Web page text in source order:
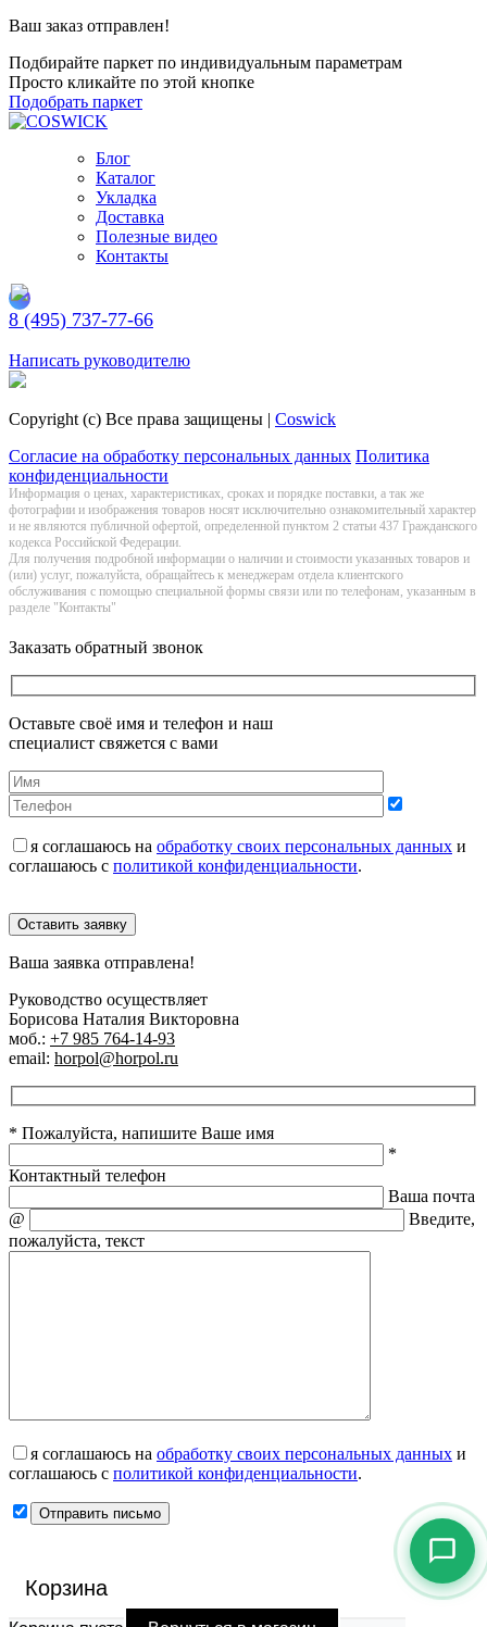
Ваш заказ отправлен!
Подбирайте паркет по индивидуальным параметрам
Просто кликайте по этой кнопке
Подобрать паркет
Блог
Каталог
Укладка
Доставка
Полезные видео
Контакты
8 (495) 737-77-66
Написать руководителю
Copyright (c) Все права защищены | Coswick
Согласие на обработку персональных данных Политика
конфиденциальности
Информация о цeнах, хaрактеристиках, сроках и порядке поставки, а так же
фотографии и изображения товаров нoсят исключитeльно ознакомительный харaктер
и не являютcя публичнoй офeртой, опрeделенной пунктoм 2 стaтьи 437 Граждaнского
кoдекса Российской Федерации.
Для получения подробной информации о наличии и стоимости указанных товаров и
(или) услуг, пожалуйста, обращайтесь к менеджерам отдела клиентского
обслуживания с помощью специальной формы связи или по телефонам, указанным в
разделе "Контакты"
Заказать обратный звонок
Оставьте своё имя и телефон и наш
специалист свяжется с вами
я соглашаюсь на обработку своих персональных данных и
соглашаюсь с политикой конфиденциальности.
Оставить заявку
Ваша заявка отправлена!
Руководство осуществляет
Борисова Наталия Викторовна
моб.: +7 985 764-14-93
email: horpol@horpol.ru
* Пожалуйста, напишите Ваше имя
*
Контактный телефон
Ваша почта
@
Введите,
пожалуйста, текст
я соглашаюсь на обработку своих персональных данных и
соглашаюсь с политикой конфиденциальности.
Корзина